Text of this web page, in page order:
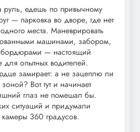
руль, едешь по привычному
— парковка во дворе, где нет
места. Маневрировать
машинами, забором,
— настоящий
опытных водителей.
замирает: а не зацеплю ли
Вот тут и начинает
глаз не помешал бы.
ситуаций и придумали
360 градусов.